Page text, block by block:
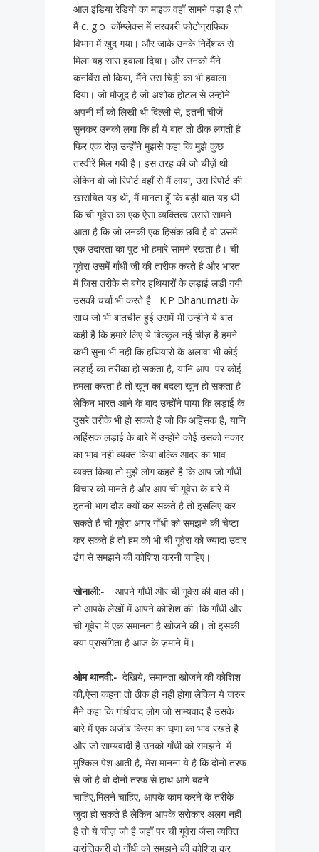
आल इंडिया रेडियो का माइक वहाँ सामने पड़ा है तो
मैं c. g.o कॉम्प्लेक्स में सरकारी फोटोग्राफिक
विभाग में खुद गया। और जाके उनके निर्देशक से
मिला यह सारा हवाला दिया। और उनको मैंने
कनविंस तो किया, मैंने उस चिठ्ठी का भी हवाला
दिया। जो मौजूद है जो अशोक होटल से उन्होंने
अपनी माँ को लिखी थी दिल्ली से, इतनी चीज़ें
सुनकर उनको लगा कि हाँ ये बात तो ठीक लगती है
फिर एक रोज़ उन्होंने मुझसे कहा कि मुझे कुछ
तस्वीरें मिल गयी है। इस तरह की जो चीज़ें थी
लेकिन वो जो रिपोर्ट वहाँ से मैं लाया, उस रिपोर्ट की
खासयित यह थी, मैं मानता हूँ कि बड़ी बात यह थी
कि ची गूवेरा का एक ऐसा व्यक्तित्व उससे सामने
आता है कि जो उनकी एक हिसंक छवि है वो उसमें
एक उदारता का पुट भी हमारे सामने रखता है। ची
गूवेरा उसमें गाँधी जी की तारीफ करते है और भारत
में जिस तरीके से बगेर हथियारों के लड़ाई लड़ी गयी
उसकी चर्चा भी करते है K.P Bhanumati के
साथ जो भी बातचीत हुई उसमें भी उन्हीने ये बात
कही है कि हमारे लिए ये बिल्कुल नई चीज़ है हमने
कभी सुना भी नही कि हथियारों के अलावा भी कोई
लड़ाई का तरीका हो सकता है, यानि आप पर कोई
हमला करता है तो खून का बदला खून हो सकता है
लेकिन भारत आने के बाद उन्होंने पाया कि लड़ाई के
दुसरे तरीके भी हो सकते है जो कि अहिंसक है, यानि
अहिंसक लड़ाई के बारे में उन्होंने कोई उसको नकार
का भाव नही व्यक्त किया बल्कि आदर का भाव
व्यक्त किया तो मुझे लोग कहते है कि आप जो गाँधी
विचार को मानते है और आप ची गूवेरा के बारे में
इतनी भाग दौड क्यों कर सकते है तो इसलिए कर
सकते है ची गूवेरा अगर गाँधी को समझने की चेष्टा
कर सकते है तो हम को भी ची गूवेरा को ज्यादा उदार
ढंग से समझने की कोशिश करनी चाहिए।
सोनाली:- आपने गाँधी और ची गूवेरा की बात की।
तो आपके लेखों में आपने कोशिश की।कि गाँधी और
ची गूवेरा में एक समानता है खोजने की। तो इसकी
क्या प्रासंगिता है आज के ज़माने में।
ओम थानवी:- देखिये, समानता खोजने की कोशिश
की,ऐसा कहना तो ठीक ही नही होगा लेकिन ये जरुर
मैंने कहा कि गांधीवाद लोग जो साम्यवाद है उसके
बारे में एक अजीब किस्म का घृणा का भाव रखते है
और जो साम्यवादी है उनको गाँधी को समझने में
मुश्किल पेश आती है, मेरा मानना ये है कि दोनों तरफ
से जो है वो दोनों तरफ़ से हाथ आगे बढने
चाहिए,मिलने चाहिए, आपके काम करने के तरीके
जुदा हो सकते है लेकिन आपके सरोकार अलग नही
है तो ये चीज़ जो है जहाँ पर ची गूवेरा जैसा व्यक्ति
क्रांतिकारी वो गाँधी को समझने की कोशिश कर